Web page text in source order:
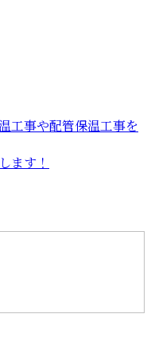
工事や配管保温工事を
ます！